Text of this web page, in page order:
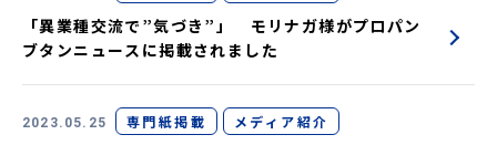
「異業種交流で”気づき”」 モリナガ様がプロパン
ブタンニュースに掲載されました
2023.05.25 専門紙掲載 メディア紹介